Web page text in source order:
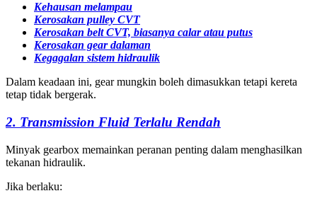
Kehausan melampau
Kerosakan pulley CVT
Kerosakan belt CVT, biasanya calar atau putus
Kerosakan gear dalaman
Kegagalan sistem hidraulik
Dalam keadaan ini, gear mungkin boleh dimasukkan tetapi kereta
tetap tidak bergerak.
2. Transmission Fluid Terlalu Rendah
Minyak gearbox memainkan peranan penting dalam menghasilkan
tekanan hidraulik.
Jika berlaku: